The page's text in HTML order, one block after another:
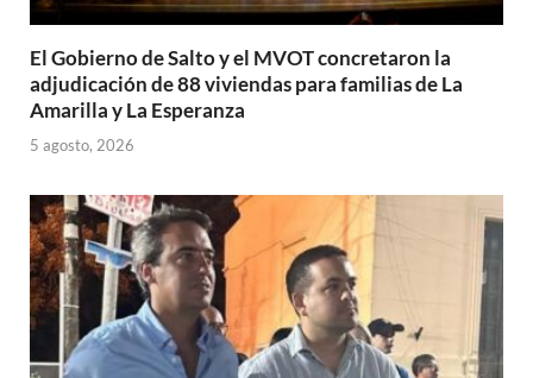
El Gobierno de Salto y el MVOT concretaron la
adjudicación de 88 viviendas para familias de La
Amarilla y La Esperanza
5 agosto, 2026